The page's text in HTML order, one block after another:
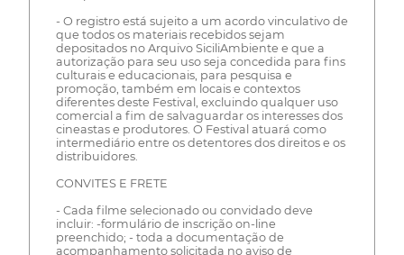
- O registro está sujeito a um acordo vinculativo de
que todos os materiais recebidos sejam
depositados no Arquivo SiciliAmbiente e que a
autorização para seu uso seja concedida para fins
culturais e educacionais, para pesquisa e
promoção, também em locais e contextos
diferentes deste Festival, excluindo qualquer uso
comercial a fim de salvaguardar os interesses dos
cineastas e produtores. O Festival atuará como
intermediário entre os detentores dos direitos e os
distribuidores.
CONVITES E FRETE
- Cada filme selecionado ou convidado deve
incluir: -formulário de inscrição on-line
preenchido; - toda a documentação de
acompanhamento solicitada no aviso de